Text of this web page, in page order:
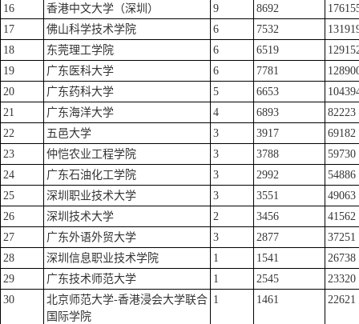
16
香港中文大学（深圳） 9 8692
17
佛山科学技术学院 6 7532
18
东莞理工学院 6 6519
19
广东医科大学 6 7781
20
广东药科大学 5 6653
21
广东海洋大学 4 6893
82223
22
五邑大学 3 3917
69182
23
仲恺农业工程学院 3 3788
59730
24
广东石油化工学院 3 2992
54886
25
深圳职业技术大学 3 3551
49063
26
深圳技术大学 2 3456
41562
27
广东外语外贸大学 3 2877
37251
28
深圳信息职业技术学院 1 1541
26738
29
广东技术师范大学 1 2545
23320
30
北京师范大学-香港浸会大学联合
国际学院
1 1461 22621